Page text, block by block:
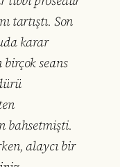
tartıştı. Son
karar
seans
bahsetmişti.
alaycı bir